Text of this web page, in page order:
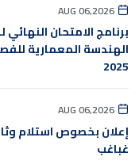
AUG 06,2026
برنامج الامتحان
2025
AUG 06,2026
إعلان بخصوص استلام
غباغب